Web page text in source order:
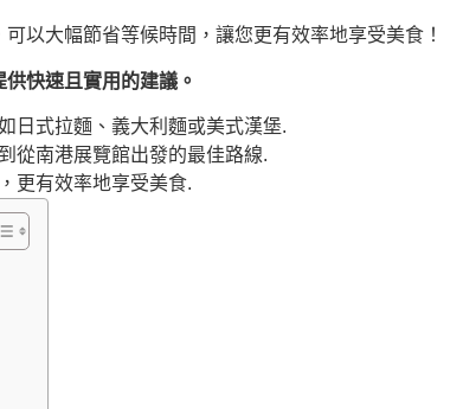
以大幅節省等候時間，讓您更有效率地享受美食！
快速且實用的建議。
日式拉麵、義大利麵或美式漢堡.
從南港展覽館出發的最佳路線.
更有效率地享受美食.